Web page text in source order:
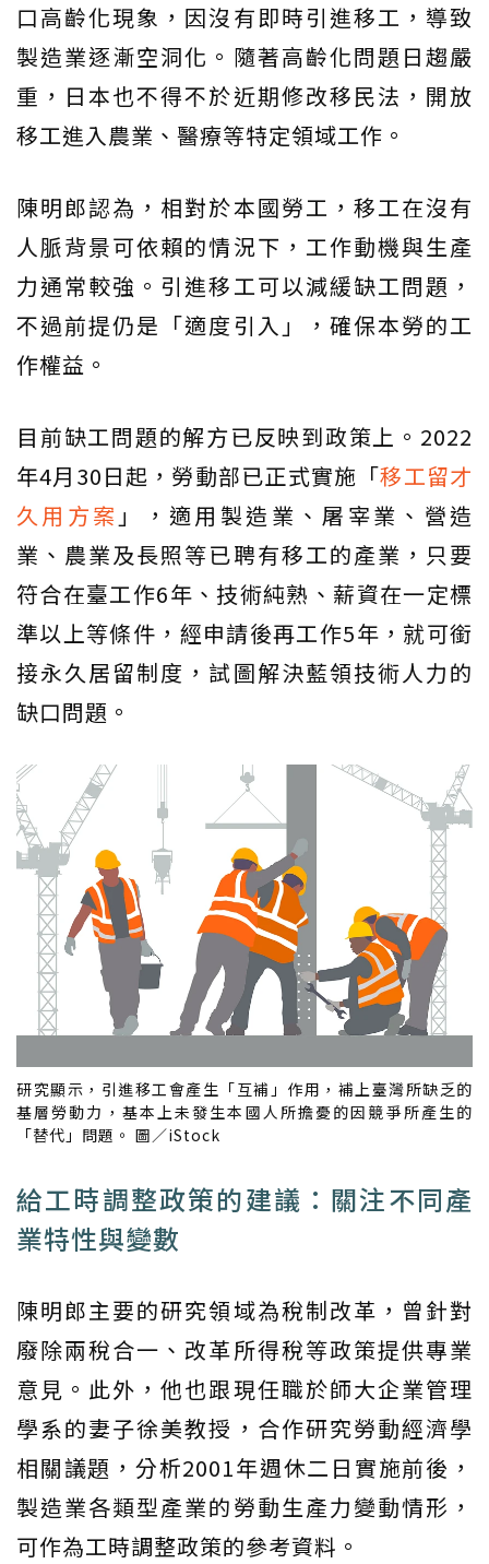
口高齡化現象，因沒有即時引進移工，導致
製造業逐漸空洞化。隨著高齡化問題日趨嚴
重，日本也不得不於近期修改移民法，開放
移工進入農業、醫療等特定領域工作。
陳明郎認為，相對於本國勞工，移工在沒有
人脈背景可依賴的情況下，工作動機與生產
力通常較強。引進移工可以減緩缺工問題，
不過前提仍是「適度引入」，確保本勞的工
作權益。
目前缺工問題的解方已反映到政策上。2022
年4月30日起，勞動部已正式實施「移工留才
久用方案 」，適用製造業、屠宰業、營造
業、農業及長照等已聘有移工的產業，只要
符合在臺工作6年、技術純熟、薪資在一定標
準以上等條件，經申請後再工作5年，就可銜
接永久居留制度，試圖解決藍領技術人力的
缺口問題。
研究顯示，引進移工會產生「互補」作用，補上臺灣所缺乏的
基層勞動力，基本上未發生本國人所擔憂的因競爭所產生的
「替代」問題。 圖／iStock
給工時調整政策的建議：關注不同產
業特性與變數
陳明郎主要的研究領域為稅制改革，曾針對
廢除兩稅合一、改革所得稅等政策提供專業
意見。此外，他也跟現任職於師大企業管理
學系的妻子徐美教授，合作研究勞動經濟學
相關議題，分析2001年週休二日實施前後，
製造業各類型產業的勞動生產力變動情形，
可作為工時調整政策的參考資料。